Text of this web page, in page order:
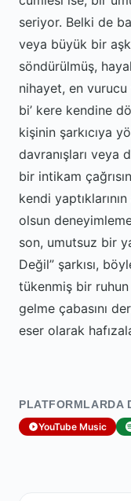
seriyor. Belki de
veya büyük bir
söndürülmüş,
nihayet, en vurucu
bi’ kere kendine
kişinin şarkıcıya
davranışları veya
bir intikam
kendi yaptıklarının
olsun
son, umutsuz bir
Değil” şarkısı,
tükenmiş bir ruhun
gelme çabasını
eser olarak
PLATFORMLARDA
YouTube Music